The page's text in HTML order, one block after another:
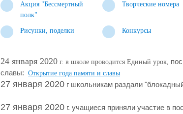
Акция "Бессмертный
полк"
Творческие номера
Рисунки, поделки Конкурсы
24 января 2020 г. в школе проводится Единый урок,
славы: Открытие года памяти и славы
27 января 2020 г школьникам раздали
27 января 2020 г. учащиеся приняли участие в